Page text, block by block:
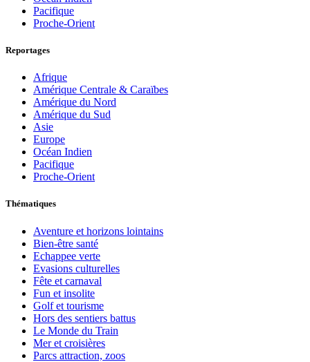
Pacifique
Proche-Orient
Reportages
Afrique
Amérique Centrale & Caraïbes
Amérique du Nord
Amérique du Sud
Asie
Europe
Océan Indien
Pacifique
Proche-Orient
Thématiques
Aventure et horizons lointains
Bien-être santé
Echappee verte
Evasions culturelles
Fête et carnaval
Fun et insolite
Golf et tourisme
Hors des sentiers battus
Le Monde du Train
Mer et croisières
Parcs attraction, zoos